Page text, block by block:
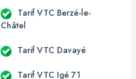
Tarif VTC Berzé-le-
Châtel
Tarif VTC Davayé
Tarif VTC Igé 71